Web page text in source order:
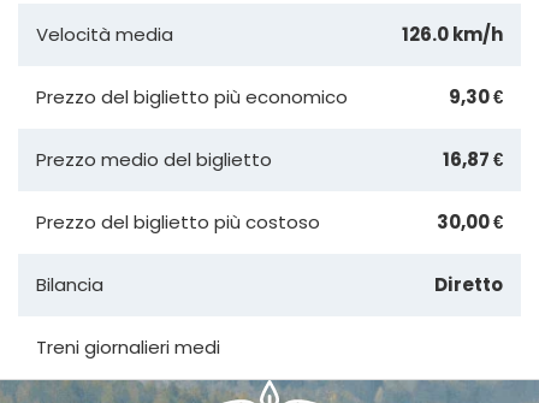
Velocità media 126.0 km/h
Prezzo del biglietto più economico 9,30 €
Prezzo medio del biglietto 16,87 €
Prezzo del biglietto più costoso 30,00 €
Bilancia Diretto
Treni giornalieri medi